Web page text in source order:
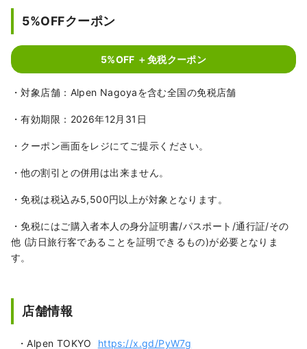
5%OFFクーポン
5%OFF ＋免税クーポン
・対象店舗：Alpen Nagoyaを含む全国の免税店舗
・有効期限：2026年12月31日
・クーポン画面をレジにてご提示ください。
・他の割引との併用は出来ません。
・免税は税込み5,500円以上が対象となります。
・免税にはご購入者本人の身分証明書/パスポート/通行証/その
他 (訪日旅行客であることを証明できるもの)が必要となりま
す。
店舗情報
・Alpen TOKYO https://x.gd/PyW7g